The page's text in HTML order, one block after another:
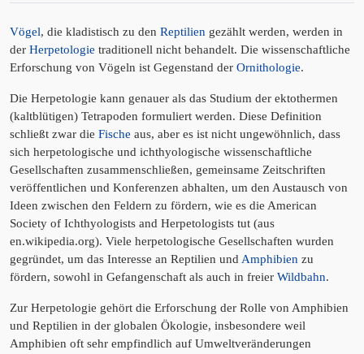
Vögel, die kladistisch zu den Reptilien gezählt werden, werden in
der Herpetologie traditionell nicht behandelt. Die wissenschaftliche
Erforschung von Vögeln ist Gegenstand der Ornithologie.
Die Herpetologie kann genauer als das Studium der ektothermen
(kaltblütigen) Tetrapoden formuliert werden. Diese Definition
schließt zwar die Fische aus, aber es ist nicht ungewöhnlich, dass
sich herpetologische und ichthyologische wissenschaftliche
Gesellschaften zusammenschließen, gemeinsame Zeitschriften
veröffentlichen und Konferenzen abhalten, um den Austausch von
Ideen zwischen den Feldern zu fördern, wie es die American
Society of Ichthyologists and Herpetologists tut (aus
en.wikipedia.org). Viele herpetologische Gesellschaften wurden
gegründet, um das Interesse an Reptilien und Amphibien zu
fördern, sowohl in Gefangenschaft als auch in freier Wildbahn.
Zur Herpetologie gehört die Erforschung der Rolle von Amphibien
und Reptilien in der globalen Ökologie, insbesondere weil
Amphibien oft sehr empfindlich auf Umweltveränderungen